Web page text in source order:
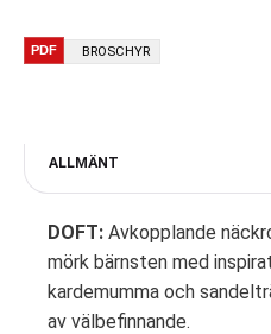
BROSCHYR
ALLMÄNT
DOFT: Avkopplande
mörk bärnsten med
kardemumma och
av välbefinnande.